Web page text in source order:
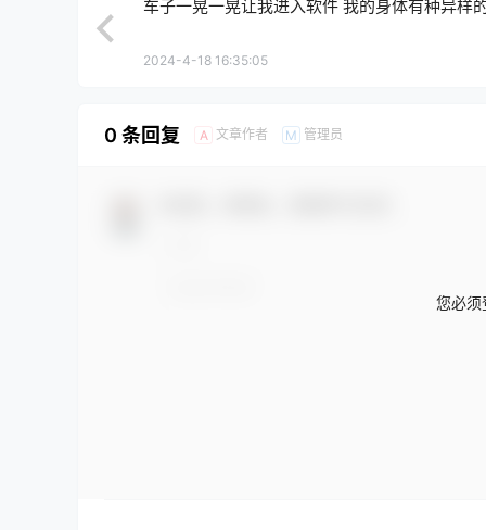
车子一晃一晃让我进入软件 我的身体有种异样
2024-4-18 16:35:05
0 条回复 A 文章作者 M 管理员
您必须